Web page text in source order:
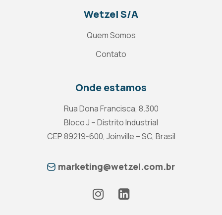
Wetzel S/A
Quem Somos
Contato
Onde estamos
Rua Dona Francisca, 8.300
Bloco J – Distrito Industrial
CEP 89219-600, Joinville – SC, Brasil
marketing@wetzel.com.br